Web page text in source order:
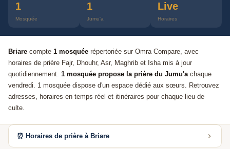
1
Mosquée
1
Jumu'a
Live
Horaires
Briare compte 1 mosquée répertoriée sur Omra Compare, avec
horaires de prière Fajr, Dhouhr, Asr, Maghrib et Isha mis à jour
quotidiennement. 1 mosquée propose la prière du Jumu'achaque
vendredi. 1 mosquée dispose d'un espace dédié aux sœurs. Retrouvez
adresses, horaires en temps réel et itinéraires pour chaque lieu de
culte.
⏰ Horaires de prière à Briare